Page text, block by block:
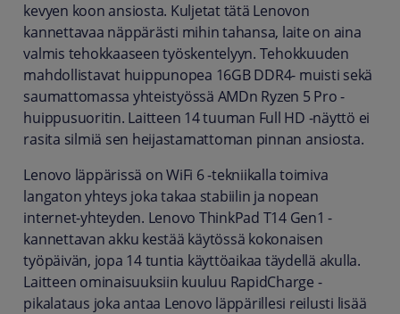
kevyen koon ansiosta. Kuljetat tätä Lenovon
kannettavaa näppärästi mihin tahansa, laite on aina
valmis tehokkaaseen työskentelyyn. Tehokkuuden
mahdollistavat huippunopea 16GB DDR4- muisti sekä
saumattomassa yhteistyössä AMDn Ryzen 5 Pro -
huippusuoritin. Laitteen 14 tuuman Full HD -näyttö ei
rasita silmiä sen heijastamattoman pinnan ansiosta.
Lenovo läppärissä on WiFi 6 -tekniikalla toimiva
langaton yhteys joka takaa stabiilin ja nopean
internet-yhteyden. Lenovo ThinkPad T14 Gen1 -
kannettavan akku kestää käytössä kokonaisen
työpäivän, jopa 14 tuntia käyttöaikaa täydellä akulla.
Laitteen ominaisuuksiin kuuluu RapidCharge -
pikalataus joka antaa Lenovo läppärillesi reilusti lisää